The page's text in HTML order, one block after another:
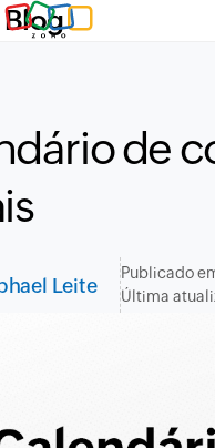
Blog
de
Leite
Publicado
Última